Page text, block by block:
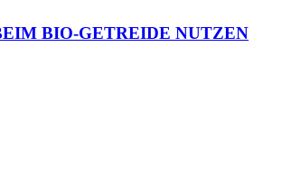
BIO-GETREIDE NUTZEN